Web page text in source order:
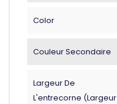
Color
Couleur Secondaire
Largeur De
L'entrecorne (largeur